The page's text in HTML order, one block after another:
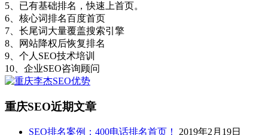
5、已有基础排名，快速上首页。
6、核心词排名百度首页
7、长尾词大量覆盖搜索引擎
8、网站降权后恢复排名
9、个人SEO技术培训
10、企业SEO咨询顾问
重庆SEO近期文章
SEO排名案例：400电话排名首页！
2019年2月19日